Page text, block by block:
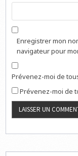
Enregistrer mon
navigateur pour
Prévenez-moi de
Prévenez-moi de